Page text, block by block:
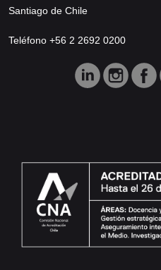
Santiago de Chile
Teléfono +56 2 2692 0200